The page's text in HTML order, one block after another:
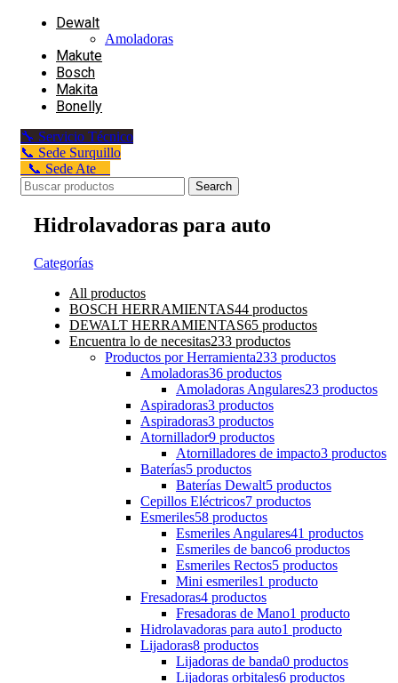
Dewalt
Amoladoras
Makute
Bosch
Makita
Bonelly
🔧 Servicio Técnico
📞 Sede Surquillo
📞 Sede Ate
Search
Hidrolavadoras para auto
Categorías
All productos
BOSCH HERRAMIENTAS44 productos
DEWALT HERRAMIENTAS65 productos
Encuentra lo de necesitas233 productos
Productos por Herramienta233 productos
Amoladoras36 productos
Amoladoras Angulares23 productos
Aspiradoras3 productos
Aspiradoras3 productos
Atornillador9 productos
Atornilladores de impacto3 productos
Baterías5 productos
Baterías Dewalt5 productos
Cepillos Eléctricos7 productos
Esmeriles58 productos
Esmeriles Angulares41 productos
Esmeriles de banco6 productos
Esmeriles Rectos5 productos
Mini esmeriles1 producto
Fresadoras4 productos
Fresadoras de Mano1 producto
Hidrolavadoras para auto1 producto
Lijadoras8 productos
Lijadoras de banda0 productos
Lijadoras orbitales6 productos